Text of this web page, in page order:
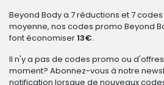
Beyond Body a 7 réductions et 7
moyenne, nos codes promo Beyond
font économiser13€.
Il n'y a pas de codes promo ou
moment? Abonnez-vous à notre
notification lorsque de nouveaux